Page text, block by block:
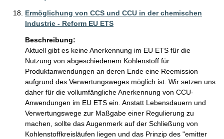
Ermöglichung von CCS und CCU in der chemischen
Industrie - Reform EU ETS
Beschreibung:
Aktuell gibt es keine Anerkennung im EU ETS für die
Nutzung von abgeschiedenem Kohlenstoff für
Produktanwendungen an deren Ende eine Reemission
aufgrund des Verwertungsweges möglich ist. Wir setzen uns
daher für die vollumfängliche Anerkennung von CCU-
Anwendungen im EU ETS ein. Anstatt Lebensdauern und
Verwertungswege zur Maßgabe einer Regulierung zu
machen, sollte das Augenmerk auf der Schließung von
Kohlenstoffkreisläufen liegen und das Prinzip des "emitter